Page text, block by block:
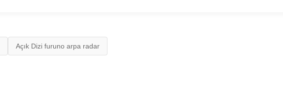
Açık Dizi furuno arpa radar